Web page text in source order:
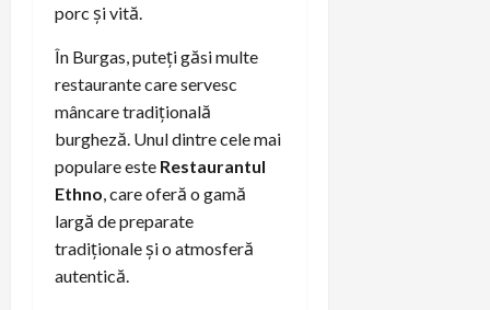
porc și vită.
În Burgas, puteți găsi multe
restaurante care servesc
mâncare tradițională
burgheză. Unul dintre cele mai
populare este Restaurantul
Ethno , care oferă o gamă
largă de preparate
tradiționale și o atmosferă
autentică.